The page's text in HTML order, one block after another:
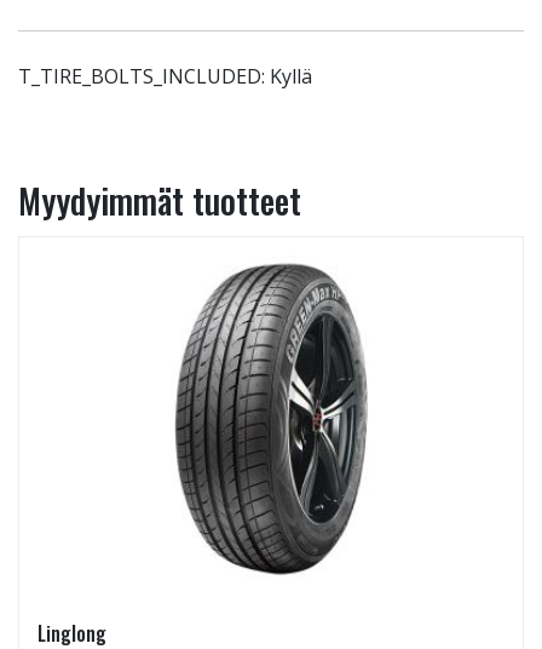
T_TIRE_BOLTS_INCLUDED: Kyllä
Myydyimmät tuotteet
Linglong